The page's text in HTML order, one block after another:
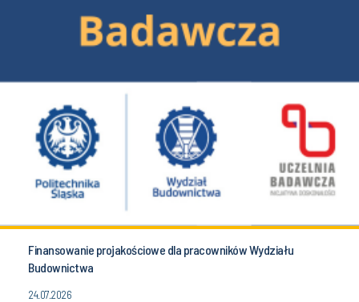
Finansowanie projakościowe dla pracowników Wydziału
Budownictwa
24.07.2026